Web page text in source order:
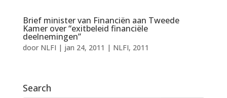
Brief minister van Financiën aan Tweede
Kamer over “exitbeleid financiële
deelnemingen”
door NLFI | jan 24, 2011 | NLFI, 2011
Search